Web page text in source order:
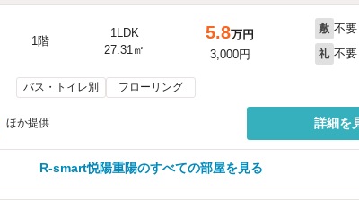
1階
1LDK
27.31㎡
5.8万円
3,000円
敷 不要
礼 不要
バス・トイレ別 フローリング
ほか提供 詳細を
R-smart悦陽重陽のすべての部屋を見る